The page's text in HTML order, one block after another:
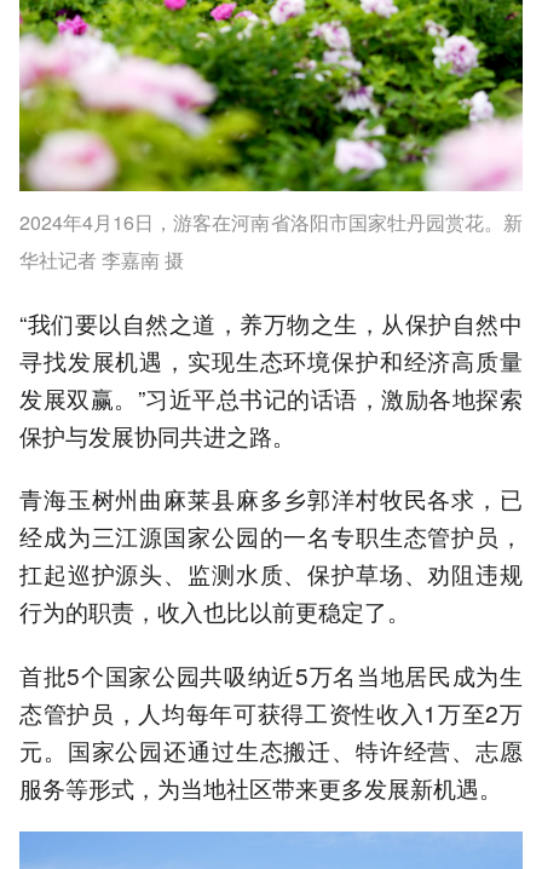
2024年4月16日，游客在河南省洛阳市国家牡丹园赏花。新
华社记者 李嘉南 摄
“我们要以自然之道，养万物之生，从保护自然中
寻找发展机遇，实现生态环境保护和经济高质量
发展双赢。”习近平总书记的话语，激励各地探索
保护与发展协同共进之路。
青海玉树州曲麻莱县麻多乡郭洋村牧民各求，已
经成为三江源国家公园的一名专职生态管护员，
扛起巡护源头、监测水质、保护草场、劝阻违规
行为的职责，收入也比以前更稳定了。
首批5个国家公园共吸纳近5万名当地居民成为生
态管护员，人均每年可获得工资性收入1万至2万
元。国家公园还通过生态搬迁、特许经营、志愿
服务等形式，为当地社区带来更多发展新机遇。